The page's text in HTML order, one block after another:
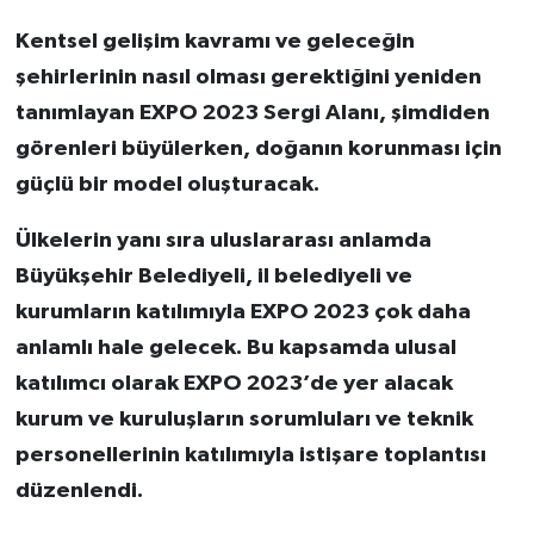
Kentsel gelişim kavramı ve geleceğin
şehirlerinin nasıl olması gerektiğini yeniden
tanımlayan EXPO 2023 Sergi Alanı, şimdiden
görenleri büyülerken, doğanın korunması için
güçlü bir model oluşturacak.
Ülkelerin yanı sıra uluslararası anlamda
Büyükşehir Belediyeli, il belediyeli ve
kurumların katılımıyla EXPO 2023 çok daha
anlamlı hale gelecek. Bu kapsamda ulusal
katılımcı olarak EXPO 2023’de yer alacak
kurum ve kuruluşların sorumluları ve teknik
personellerinin katılımıyla istişare toplantısı
düzenlendi.